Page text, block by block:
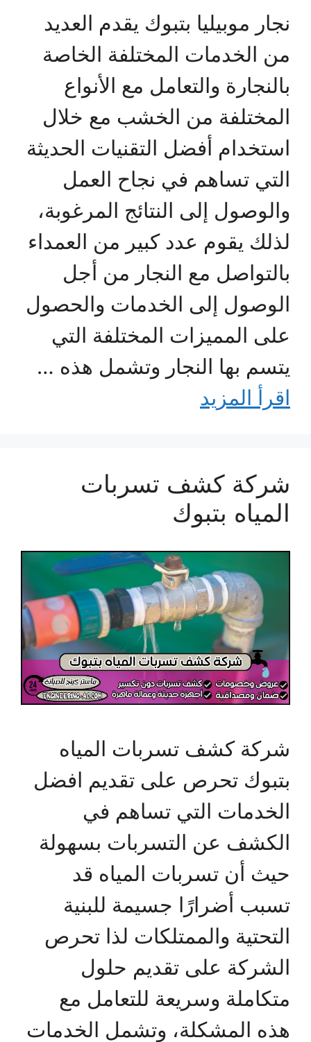
نجار موبيليا بتبوك يقدم العديد
من الخدمات المختلفة الخاصة
بالنجارة والتعامل مع الأنواع
المختلفة من الخشب مع خلال
استخدام أفضل التقنيات الحديثة
التي تساهم في نجاح العمل
والوصول إلى النتائج المرغوبة،
لذلك يقوم عدد كبير من العمداء
بالتواصل مع النجار من أجل
الوصول إلى الخدمات والحصول
على المميزات المختلفة التي
يتسم بها النجار وتشمل هذه …
اقرأ المزيد
شركة كشف تسربات
المياه بتبوك
شركة كشف تسربات المياه
بتبوك تحرص على تقديم افضل
الخدمات التي تساهم في
الكشف عن التسربات بسهولة
حيث أن تسربات المياه قد
تسبب أضرارًا جسيمة للبنية
التحتية والممتلكات لذا تحرص
الشركة على تقديم حلول
متكاملة وسريعة للتعامل مع
هذه المشكلة، وتشمل الخدمات